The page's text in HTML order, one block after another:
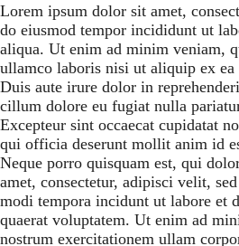
Lorem ipsum dolor sit amet,
do eiusmod tempor incididunt ut
aliqua. Ut enim ad minim veniam,
ullamco laboris nisi ut aliquip ex ea
Duis aute irure dolor in
cillum dolore eu fugiat nulla
Excepteur sint occaecat cupidatat
qui officia deserunt mollit anim id
Neque porro quisquam est, qui
amet, consectetur, adipisci velit,
modi tempora incidunt ut labore et
quaerat voluptatem. Ut enim ad
nostrum exercitationem ullam